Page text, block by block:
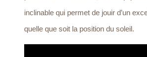
inclinable qui permet de jouir d’un
quelle que soit la position du soleil.